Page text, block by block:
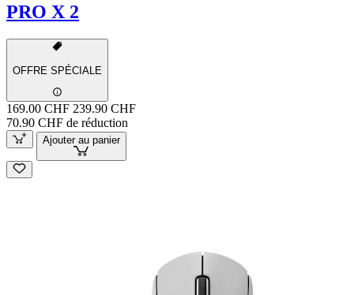
PRO X 2
OFFRE SPÉCIALE
169.00 CHF 239.90 CHF
70.90 CHF de réduction
Ajouter au panier